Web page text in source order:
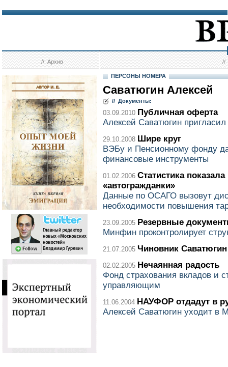
//Архив //
ПЕРСОНЫ НОМЕРА
Саватюгин Алексей
// Документы:
03.09.2010 Публичная оферта
Алексей Саватюгин
29.10.2008 Шире круг
ВЭБу и Пенсионному фонду
финансовые инструменты
01.02.2006 Статистика
«автогражданки»
Данные по ОСАГО вызовут
необходимости повышения
23.09.2005 Резервные
Минфин проконтролирует
21.07.2005 Чиновник
02.02.2005 Нечаянная радость
Фонд страхования вкладов и
управляющим
11.06.2004 НАУФОР отдадут в
Алексей Саватюгин уходит в